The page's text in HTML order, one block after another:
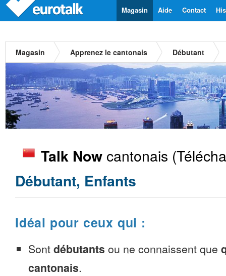
Contact
Aide
Magasin
Magasin Apprenez le cantonais Débutant
Talk Now cantonais
Débutant, Enfants
Idéal pour ceux qui :
Sont débutants ou ne connaissent que
cantonais.